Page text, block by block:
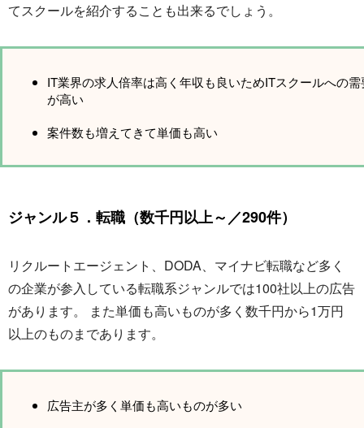
てスクールを紹介することも出来るでしょう。
IT業界の求人倍率は高く年収も良いためITスクールへの需
が高い
案件数も増えてきて単価も高い
ジャンル５．転職（数千円以上～／290件）
リクルートエージェント、DODA、マイナビ転職など多く
の企業が参入している転職系ジャンルでは100社以上の広告
があります。 また単価も高いものが多く数千円から1万円
以上のものまであります。
広告主が多く単価も高いものが多い